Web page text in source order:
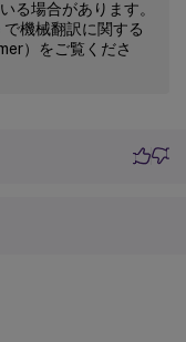
る場合があります。
で機械翻訳に関する
）をご覧くださ